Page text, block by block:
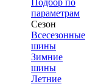
Подбор по
параметрам
Сезон
Всесезонные
шины
Зимние
шины
Летние